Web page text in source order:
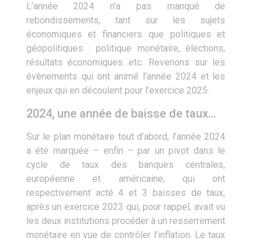
L’année 2024 n’a pas manqué de
rebondissements, tant sur les sujets
économiques et financiers que politiques et
géopolitiques : politique monétaire, élections,
résultats économiques…etc. Revenons sur les
évènements qui ont animé l’année 2024 et les
enjeux qui en découlent pour l’exercice 2025.
2024, une année de baisse de taux…
Sur le plan monétaire tout d’abord, l’année 2024
a été marquée – enfin ­– par un pivot dans le
cycle de taux des banques centrales,
européenne et américaine, qui ont
respectivement acté 4 et 3 baisses de taux,
après un exercice 2023 qui, pour rappel, avait vu
les deux institutions procéder à un resserrement
monétaire en vue de contrôler l’inflation. Le taux